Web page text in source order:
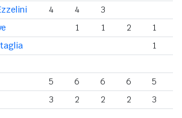
4 4
3
1 1 2 1
1
5 6 6 6 5
3 2 2 2 3